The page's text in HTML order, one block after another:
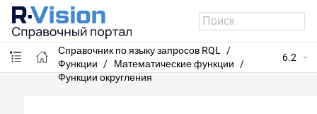
R-Vision VM
Справочник по языку запросов RQL
Функции
Математические функции
Функции округления
6.2